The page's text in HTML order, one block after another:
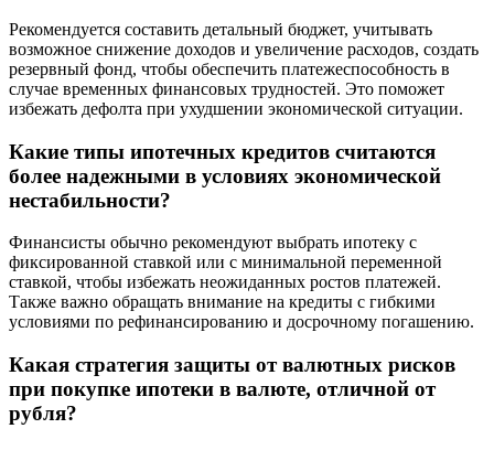
Рекомендуется составить детальный бюджет, учитывать
возможное снижение доходов и увеличение расходов, создать
резервный фонд, чтобы обеспечить платежеспособность в
случае временных финансовых трудностей. Это поможет
избежать дефолта при ухудшении экономической ситуации.
Какие типы ипотечных кредитов считаются
более надежными в условиях экономической
нестабильности?
Финансисты обычно рекомендуют выбрать ипотеку с
фиксированной ставкой или с минимальной переменной
ставкой, чтобы избежать неожиданных ростов платежей.
Также важно обращать внимание на кредиты с гибкими
условиями по рефинансированию и досрочному погашению.
Какая стратегия защиты от валютных рисков
при покупке ипотеки в валюте, отличной от
рубля?